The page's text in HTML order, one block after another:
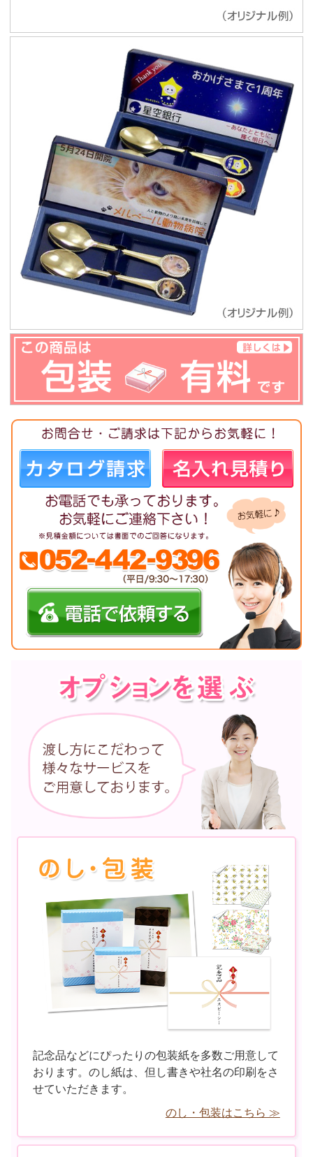
記念品などにぴったりの包装紙を多数ご用意して
おります。のし紙は、但し書きや社名の印刷をさ
せていただきます。
のし・包装はこちら ≫